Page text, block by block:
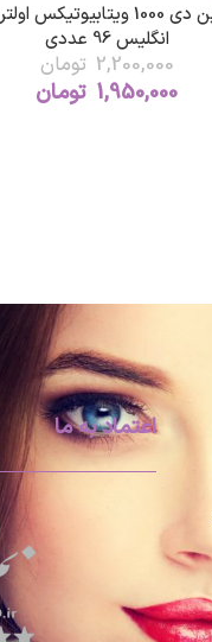
ویتامین دی 1000 ویتابیوتیکس
انگليس 96 عددی
2,200,000 تومان
1,950,000 تومان
اعتماد به ما